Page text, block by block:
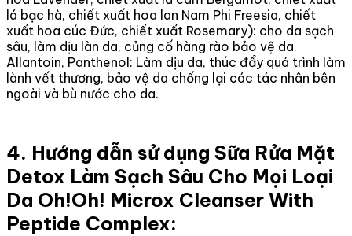
lá bạc hà, chiết xuất hoa lan Nam Phi Freesia, chiết
xuất hoa cúc Đức, chiết xuất Rosemary): cho da sạch
sâu, làm dịu làn da, củng cố hàng rào bảo vệ da.
Allantoin, Panthenol: Làm dịu da, thúc đẩy quá trình làm
lành vết thương, bảo vệ da chống lại các tác nhân bên
ngoài và bù nước cho da.
4. Hướng dẫn sử dụng Sữa Rửa Mặt
Detox Làm Sạch Sâu Cho Mọi Loại
Da Oh!Oh! Microx Cleanser With
Peptide Complex: